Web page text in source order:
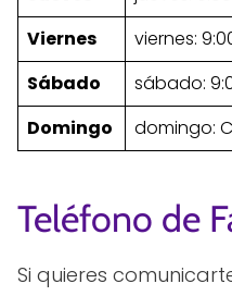
Viernes
viernes:
Sábado
sábado:
Domingo
domingo:
Teléfono de
Si quieres